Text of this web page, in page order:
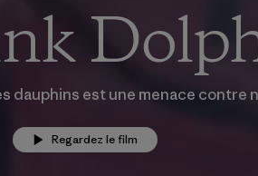
dauphins est une menace contre
Regardez le film